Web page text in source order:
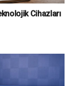
Cihazları